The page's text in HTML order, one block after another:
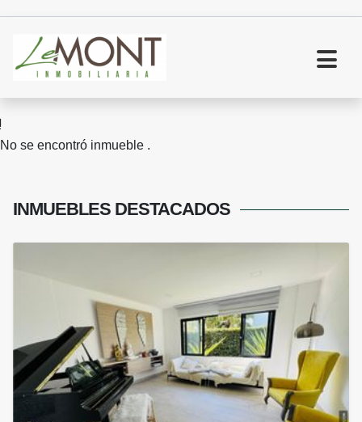
No se encontró inmueble .
INMUEBLES DESTACADOS